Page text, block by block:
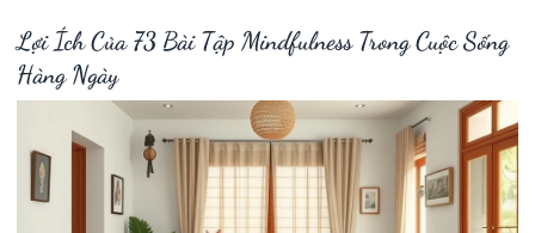
Lợi Ích Của 73 Bài Tập Mindfulness Trong Cuộc Sống
Hàng Ngày